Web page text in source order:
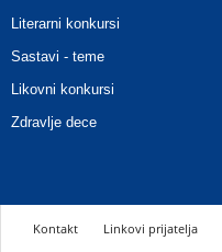
Literarni konkursi
Sastavi - teme
Likovni konkursi
Zdravlje dece
Kontakt Linkovi prijatelja